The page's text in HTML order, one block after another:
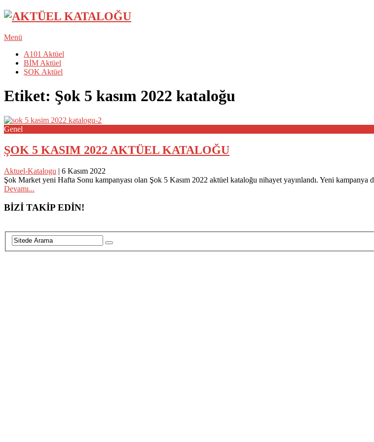
Menü
A101 Aktüel
BİM Aktüel
ŞOK Aktüel
Etiket: Şok 5 kasım 2022 kataloğu
Genel
ŞOK 5 KASIM 2022 AKTÜEL KATALOĞU
Aktuel-Katalogu | 6 Kasım 2022
Şok Market yeni Hafta Sonu kampanyası olan Şok 5 Kasım 2022 aktüel kataloğu nihayet yayınlandı. Yeni
Devamı...
Posts
navigation
BİZİ TAKİP EDİN!